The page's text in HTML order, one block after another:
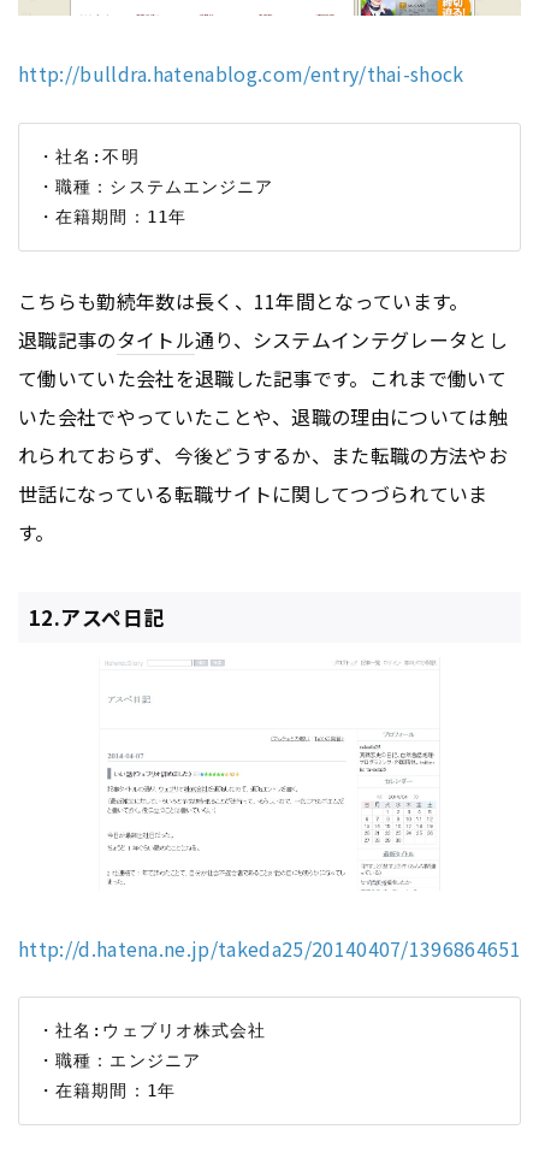
http://bulldra.hatenablog.com/entry/thai-shock
・社名:不明
・職種：システムエンジニア
こちらも勤続年数は長く、11年間となっています。
退職記事のタイトル通り、システムインテグレータとし
て働いていた会社を退職した記事です。これまで働いて
いた会社でやっていたことや、退職の理由については触
れられておらず、今後どうするか、また転職の方法やお
世話になっている転職サイトに関してつづられていま
す。
12.アスペ日記
http://d.hatena.ne.jp/takeda25/20140407/1396864651
・社名:ウェブリオ株式会社
・職種：エンジニア